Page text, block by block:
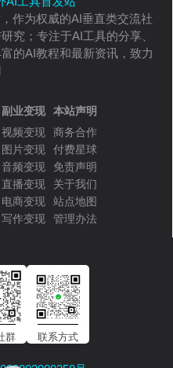
作为权威的AI垂直类交流社
究；专注于AI工具的分享、
的AI教程和最新资讯，致力
副业变现
视频变现
图片变现
音频变现
直播变现
电商变现
写作变现
本站声明
商务合作
付费星球
免责声明
关于我们
站点地图
管理办法
群 联系方式